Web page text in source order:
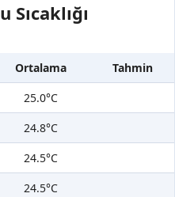
Ortalama
Tahmin
25.0°C
24.8°C
24.5°C
24.5°C